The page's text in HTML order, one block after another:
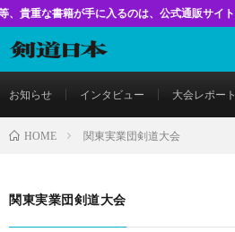
が手に入るのは、公式通販サイトだけ！
お知らせ インタビュー 大会レポート
HOME 関東実業団剣道大会
関東実業団剣道大会